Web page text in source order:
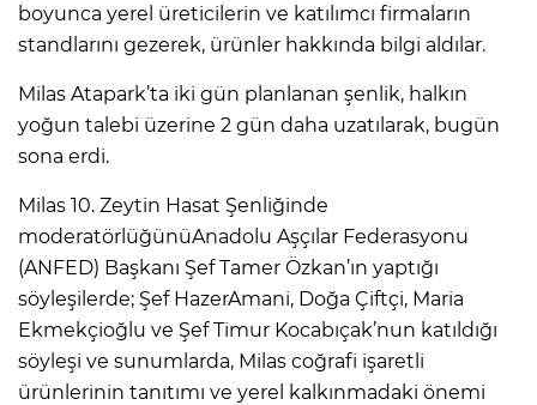
boyunca yerel üreticilerin ve katılımcı firmaların
standlarını gezerek, ürünler hakkında bilgi aldılar.
Milas Atapark’ta iki gün planlanan şenlik, halkın
yoğun talebi üzerine 2 gün daha uzatılarak, bugün
sona erdi.
Milas 10. Zeytin Hasat Şenliğinde
moderatörlüğünüAnadolu Aşçılar Federasyonu
(ANFED) Başkanı Şef Tamer Özkan’ın yaptığı
söyleşilerde; Şef HazerAmani, Doğa Çiftçi, Maria
Ekmekçioğlu ve Şef Timur Kocabıçak’nun katıldığı
söyleşi ve sunumlarda, Milas coğrafi işaretli
ürünlerinin tanıtımı ve yerel kalkınmadaki önemi